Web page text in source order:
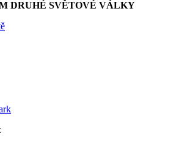
DRUHÉ SVĚTOVÉ VÁLKY